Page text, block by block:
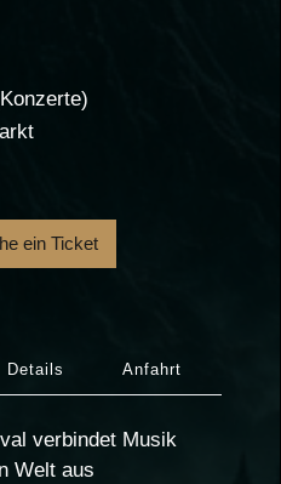
ein Ticket
Details Anfahrt
verbindet Musik
Welt aus